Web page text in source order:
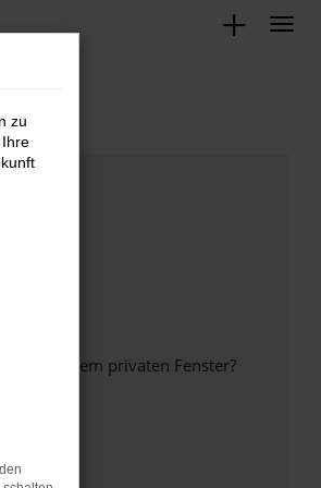
in einem privaten Fenster?
zu